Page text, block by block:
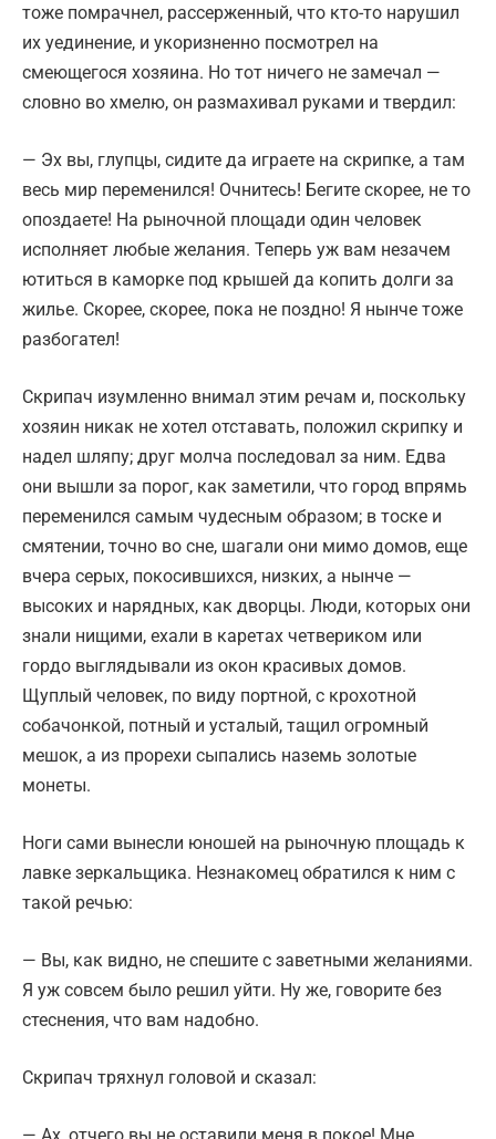
тоже помрачнел, рассерженный, что кто-то нарушил
их уединение, и укоризненно посмотрел на
смеющегося хозяина. Но тот ничего не замечал —
словно во хмелю, он размахивал руками и твердил:
— Эх вы, глупцы, сидите да играете на скрипке, а там
весь мир переменился! Очнитесь! Бегите скорее, не то
опоздаете! На рыночной площади один человек
исполняет любые желания. Теперь уж вам незачем
ютиться в каморке под крышей да копить долги за
жилье. Скорее, скорее, пока не поздно! Я нынче тоже
разбогател!
Скрипач изумленно внимал этим речам и, поскольку
хозяин никак не хотел отставать, положил скрипку и
надел шляпу; друг молча последовал за ним. Едва
они вышли за порог, как заметили, что город впрямь
переменился самым чудесным образом; в тоске и
смятении, точно во сне, шагали они мимо домов, еще
вчера серых, покосившихся, низких, а нынче —
высоких и нарядных, как дворцы. Люди, которых они
знали нищими, ехали в каретах четвериком или
гордо выглядывали из окон красивых домов.
Щуплый человек, по виду портной, с крохотной
собачонкой, потный и усталый, тащил огромный
мешок, а из прорехи сыпались наземь золотые
монеты.
Ноги сами вынесли юношей на рыночную площадь к
лавке зеркальщика. Незнакомец обратился к ним с
такой речью:
— Вы, как видно, не спешите с заветными желаниями.
Я уж совсем было решил уйти. Ну же, говорите без
стеснения, что вам надобно.
Скрипач тряхнул головой и сказал:
— Ах, отчего вы не оставили меня в покое! Мне